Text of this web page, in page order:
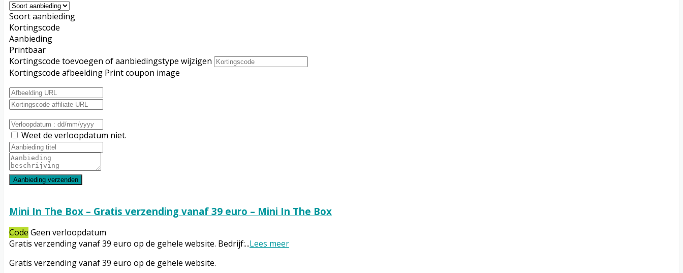
Soort aanbieding
Kortingscode
Aanbieding
Printbaar
Kortingscode toevoegen of aanbiedingstype wijzigen
Kortingscode afbeelding Print coupon image
Weet de verloopdatum niet.
Aanbieding verzenden
Mini In The Box – Gratis verzending vanaf 39 euro – Mini In The Box
Code Geen verloopdatum
Gratis verzending vanaf 39 euro op de gehele website. Bedrijf:...Lees meer
Gratis verzending vanaf 39 euro op de gehele website.